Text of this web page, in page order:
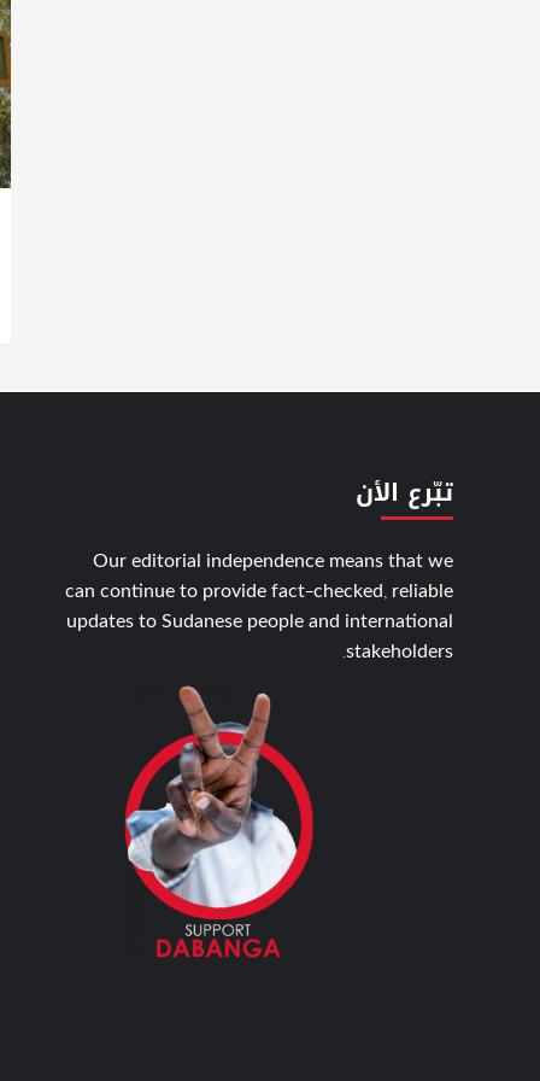
تبّرع الأن
Our editorial independence means that we
can continue to provide fact-checked, reliable
updates to Sudanese people and international
stakeholders.